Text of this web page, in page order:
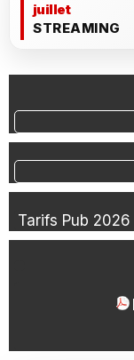
juillet
STREAMING
Tarifs Pub 2026